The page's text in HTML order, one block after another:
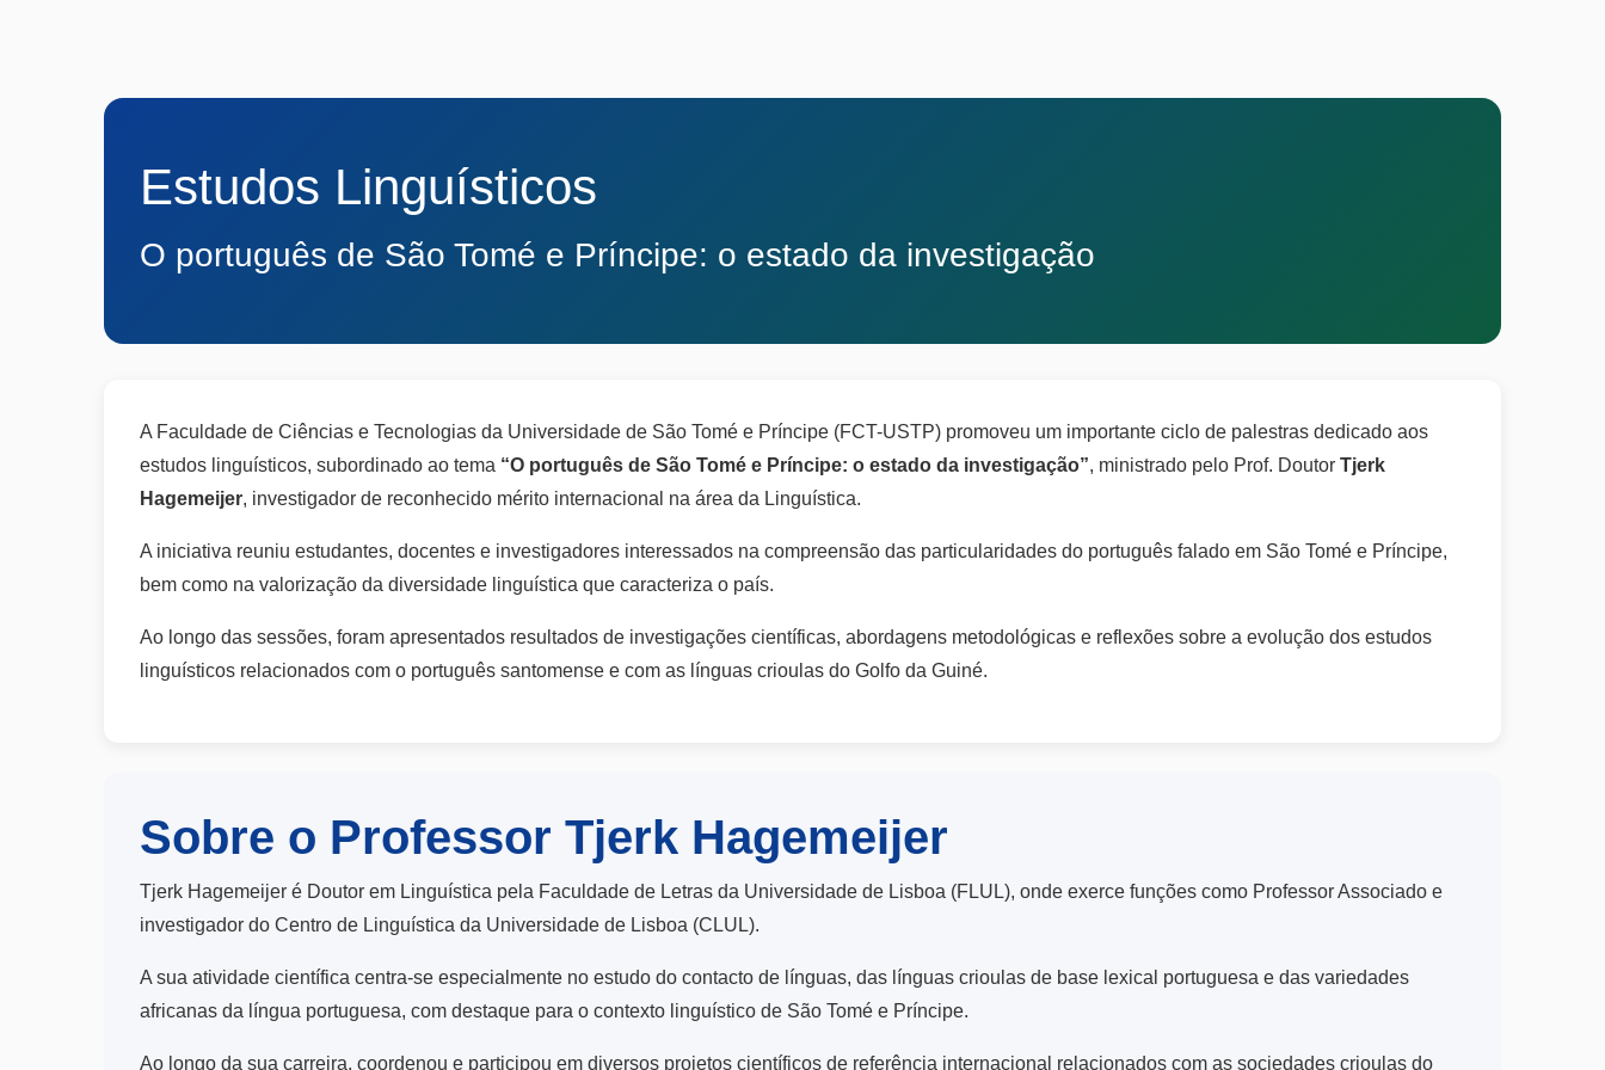
Estudos Linguísticos
O português de São Tomé e Príncipe: o estado da investigação
A Faculdade de Ciências e Tecnologias da Universidade de São Tomé e Príncipe (FCT-USTP) promoveu um importante ciclo de palestras dedicado aos
estudos linguísticos, subordinado ao tema “O português de São Tomé e Príncipe: o estado da investigação”, ministrado pelo Prof. Doutor Tjerk
Hagemeijer, investigador de reconhecido mérito internacional na área da Linguística.
A iniciativa reuniu estudantes, docentes e investigadores interessados na compreensão das particularidades do português falado em São Tomé e Príncipe,
bem como na valorização da diversidade linguística que caracteriza o país.
Ao longo das sessões, foram apresentados resultados de investigações científicas, abordagens metodológicas e reflexões sobre a evolução dos estudos
linguísticos relacionados com o português santomense e com as línguas crioulas do Golfo da Guiné.
Sobre o Professor Tjerk Hagemeijer
Tjerk Hagemeijer é Doutor em Linguística pela Faculdade de Letras da Universidade de Lisboa (FLUL), onde exerce funções como Professor Associado e
investigador do Centro de Linguística da Universidade de Lisboa (CLUL).
A sua atividade científica centra-se especialmente no estudo do contacto de línguas, das línguas crioulas de base lexical portuguesa e das variedades
africanas da língua portuguesa, com destaque para o contexto linguístico de São Tomé e Príncipe.
Ao longo da sua carreira, coordenou e participou em diversos projetos científicos de referência internacional relacionados com as sociedades crioulas do